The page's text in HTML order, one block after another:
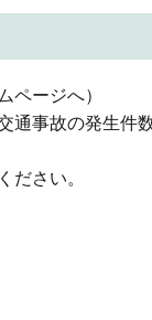
ページへ）
通事故の発生件
ださい。